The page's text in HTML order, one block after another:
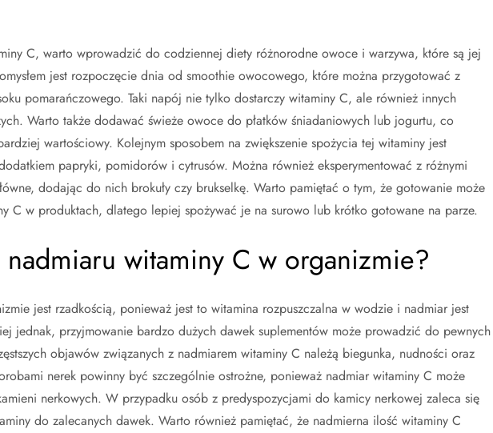
C, warto wprowadzić do codziennej diety różnorodne owoce i warzywa, które są jej
jest rozpoczęcie dnia od smoothie owocowego, które można przygotować z
pomarańczowego. Taki napój nie tylko dostarczy witaminy C, ale również innych
Warto także dodawać świeże owoce do płatków śniadaniowych lub jogurtu, co
wartościowy. Kolejnym sposobem na zwiększenie spożycia tej witaminy jest
papryki, pomidorów i cytrusów. Można również eksperymentować z różnymi
dodając do nich brokuły czy brukselkę. Warto pamiętać o tym, że gotowanie może
C w produktach, dlatego lepiej spożywać je na surowo lub krótko gotowane na parze.
nadmiaru witaminy C w organizmie?
jest rzadkością, ponieważ jest to witamina rozpuszczalna w wodzie i nadmiar jest
jednak, przyjmowanie bardzo dużych dawek suplementów może prowadzić do pewnych
objawów związanych z nadmiarem witaminy C należą biegunka, nudności oraz
nerek powinny być szczególnie ostrożne, ponieważ nadmiar witaminy C może
nerkowych. W przypadku osób z predyspozycjami do kamicy nerkowej zaleca się
do zalecanych dawek. Warto również pamiętać, że nadmierna ilość witaminy C